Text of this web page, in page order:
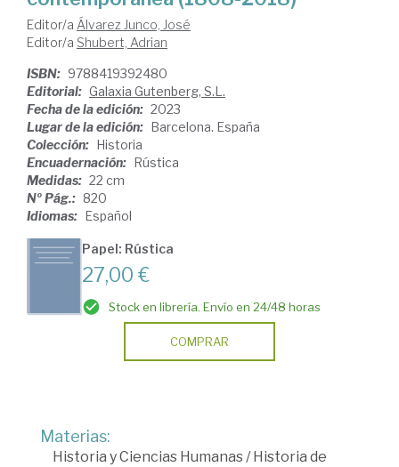
Editor/a Álvarez Junco, José
Editor/a Shubert, Adrian
ISBN: 9788419392480
Editorial: Galaxia Gutenberg, S.L.
Fecha de la edición: 2023
Lugar de la edición: Barcelona. España
Colección: Historia
Encuadernación: Rústica
Medidas: 22 cm
Nº Pág.: 820
Idiomas: Español
Papel: Rústica
27,00 €
Stock en librería. Envío en 24/48 horas
COMPRAR
Materias:
Historia y Ciencias Humanas/Historia de